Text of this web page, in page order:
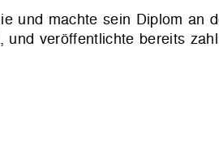
und machte sein Diplom an
veröffentlichte bereits